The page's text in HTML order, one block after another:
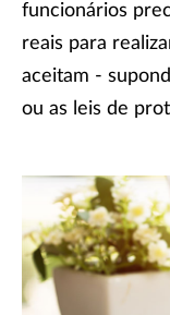
funcionários
reais para
aceitam -
ou as leis de